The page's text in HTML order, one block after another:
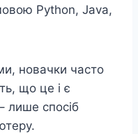
Python, Java,
новачки часто
що це і є
лише спосіб